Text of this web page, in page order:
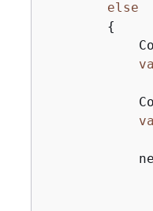
else
{